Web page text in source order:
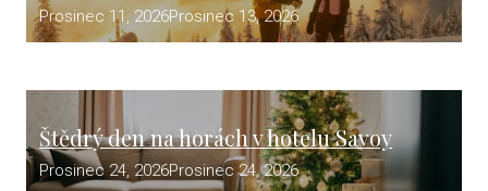
Prosinec 11, 2026Prosinec 13, 2026
Štědrý den na horách v hotelu Savoy
Prosinec 24, 2026Prosinec 24, 2026